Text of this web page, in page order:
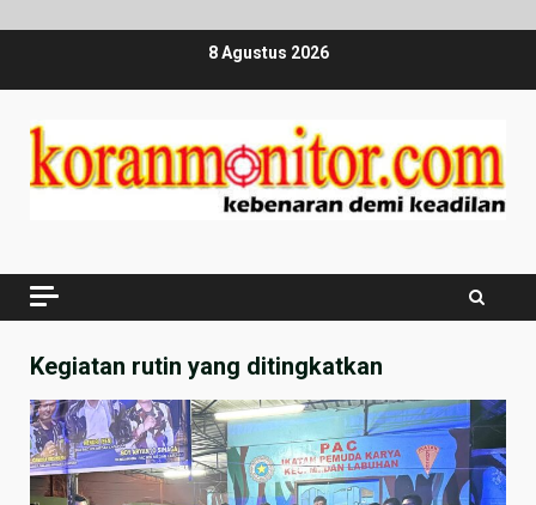
8 Agustus 2026
Kegiatan rutin yang ditingkatkan